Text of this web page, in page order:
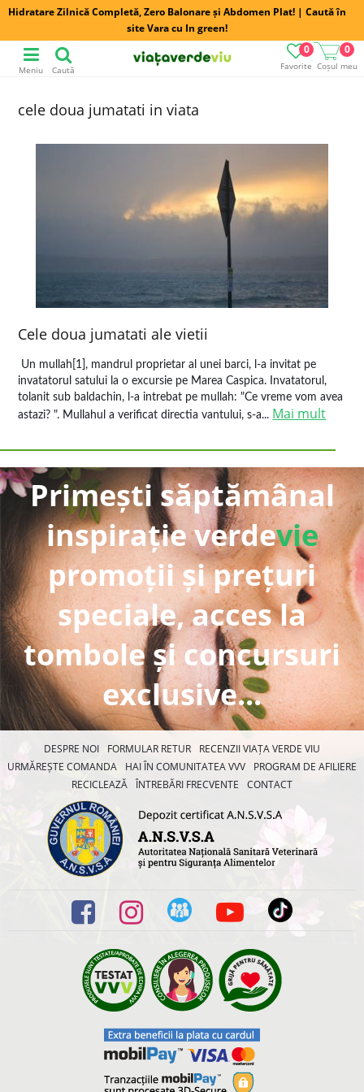
Hidratare Zilnică Completă, Zero Balonare și Abdomen Plat! | Caută în
site Vara cu In green!
Favorite
0
Coșul meu
0
Meniu Caută
cele doua jumatati in viata
Cele doua jumatati ale vietii
Un mullah[1], mandrul proprietar al unei barci, l-a invitat pe
invatatorul satului la o excursie pe Marea Caspica. Invatatorul,
tolanit sub baldachin, l-a intrebat pe mullah: "Ce vreme vom avea
astazi? ". Mullahul a verificat directia vantului, s-a... Mai mult
Primești săptămânal
inspirație verdevie
promoții și prețuri
speciale, acces la
tombole și concursuri
exclusive...
DESPRE NOI FORMULAR RETUR
RECENZII VIAȚA VERDE VIU
URMĂREȘTE COMANDA
HAI ÎN COMUNITATEA VVV
PROGRAM DE AFILIERE
RECICLEAZĂ ÎNTREBĂRI FRECVENTE CONTACT